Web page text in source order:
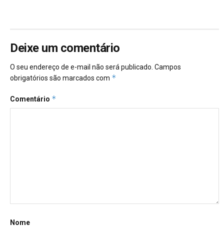
Deixe um comentário
O seu endereço de e-mail não será publicado. Campos
obrigatórios são marcados com *
Comentário *
Nome